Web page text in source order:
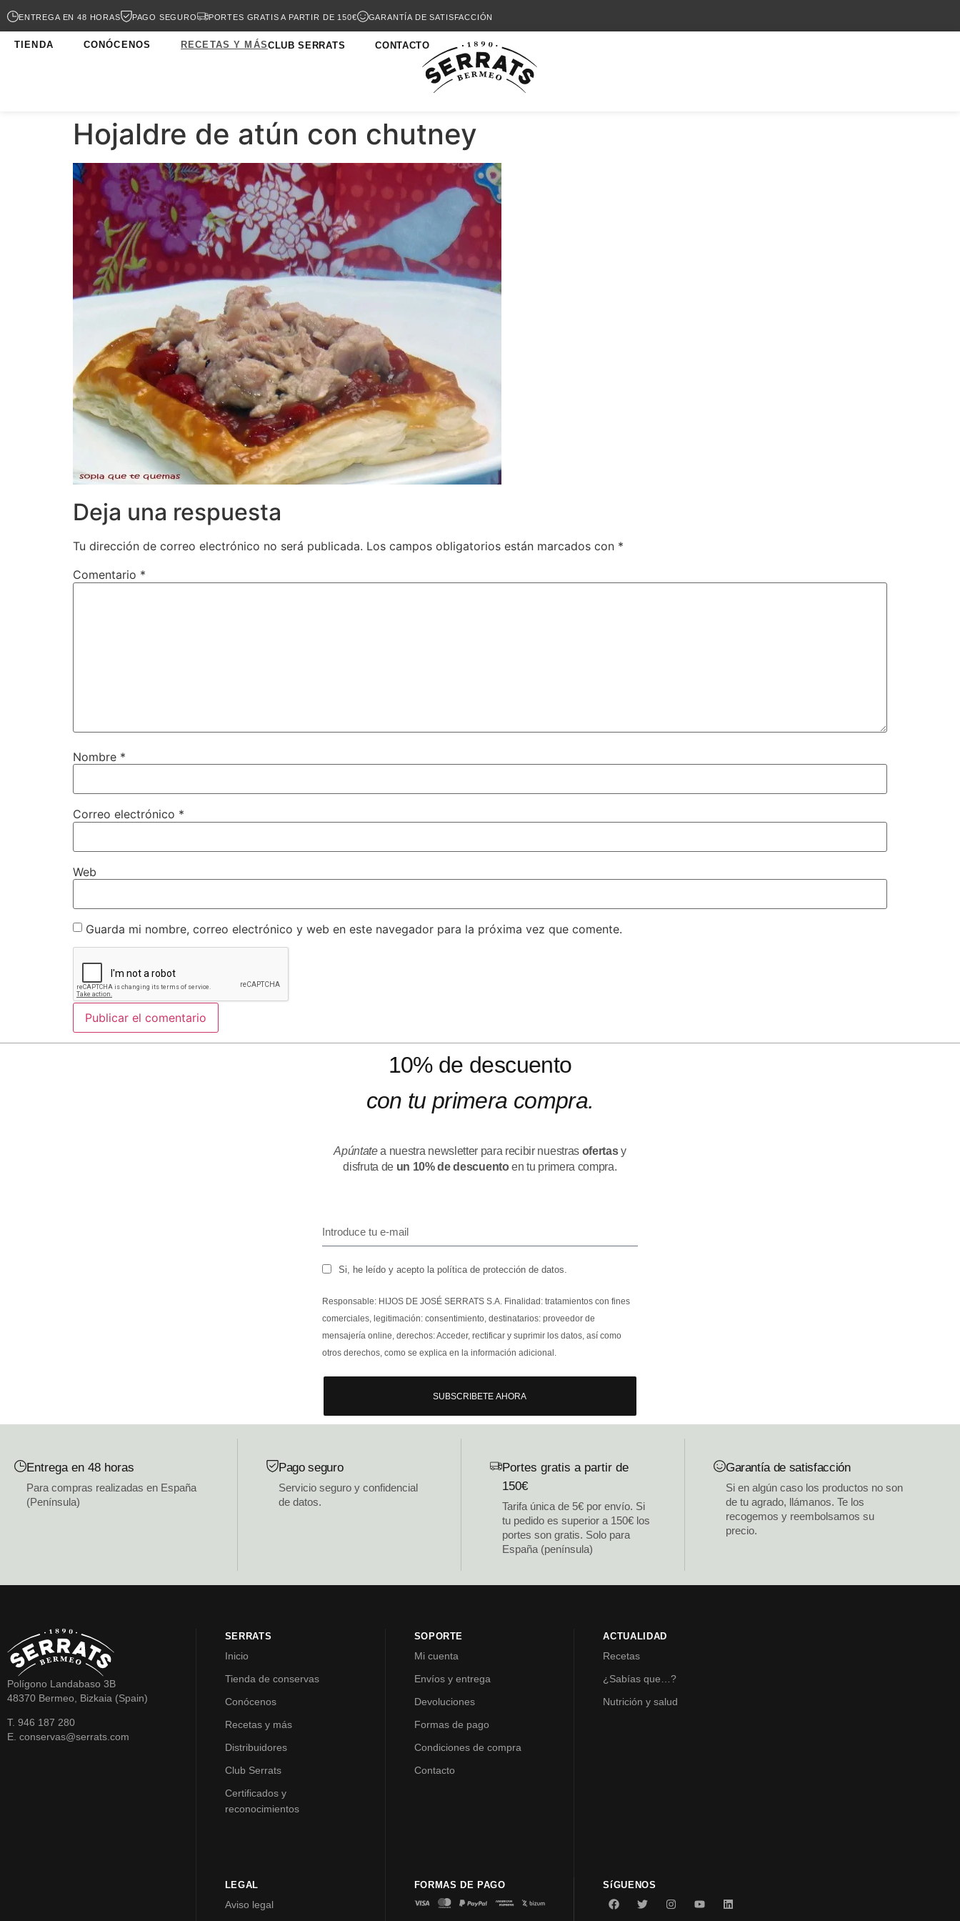
ENTREGA EN 48 HORAS PAGO SEGURO PORTES GRATIS A PARTIR DE 150€ GARANTÍA DE SATISFACCIÓN
TIENDA CONÓCENOS RECETAS Y MÁSCLUB SERRATS CONTACTO
Hojaldre de atún con chutney
Deja una respuesta
Tu dirección de correo electrónico no será publicada. Los campos obligatorios están marcados con *
Comentario *
Nombre *
Correo electrónico *
Web
Guarda mi nombre, correo electrónico y web en este navegador para la próxima vez que comente.
10% de descuento
con tu primera compra.
Apúntatea nuestra newsletter para recibir nuestras ofertasy
disfruta de un 10% de descuentoen tu primera compra.
Si, he leído y acepto la política de protección de datos.
Responsable: HIJOS DE JOSÉ SERRATS S.A. Finalidad: tratamientos con fines
comerciales, legitimación: consentimiento, destinatarios: proveedor de
mensajería online, derechos: Acceder, rectificar y suprimir los datos, así como
otros derechos, como se explica en la información adicional.
SUBSCRIBETE AHORA
Entrega en 48 horas
Para compras realizadas en España
(Península)
Pago seguro
Servicio seguro y confidencial
de datos.
Portes gratis a partir de
150€
Tarifa única de 5€ por envío. Si
tu pedido es superior a 150€ los
portes son gratis. Solo para
España (península)
Garantía de satisfacción
Si en algún caso los productos no son
de tu agrado, llámanos. Te los
recogemos y reembolsamos su
precio.
Polígono Landabaso 3B
48370 Bermeo, Bizkaia (Spain)
T. 946 187 280
E. conservas@serrats.com
SERRATS
Inicio
Tienda de conservas
Conócenos
Recetas y más
Distribuidores
Club Serrats
Certificados y
reconocimientos
SOPORTE
Mi cuenta
Envíos y entrega
Devoluciones
Formas de pago
Condiciones de compra
Contacto
ACTUALIDAD
Recetas
¿Sabías que…?
Nutrición y salud
LEGAL
Aviso legal
FORMAS DE PAGO SíGUENOS